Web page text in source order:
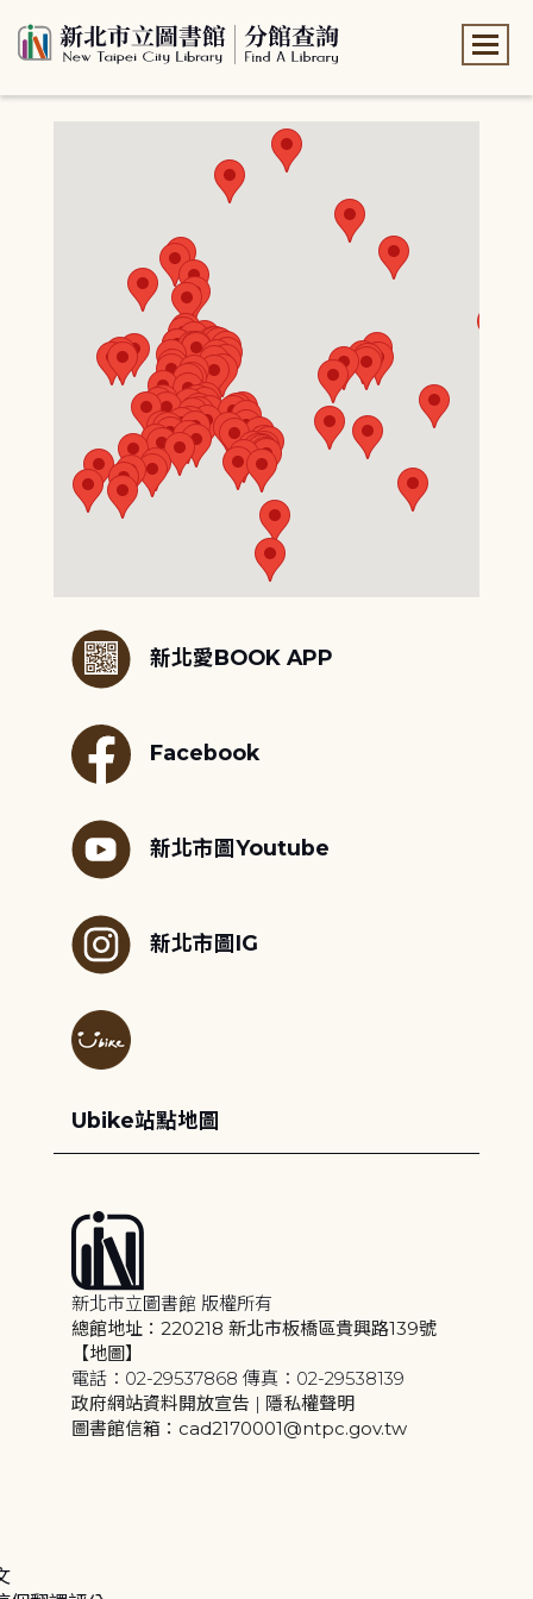
新北愛BOOK APP
Facebook
新北市圖Youtube
新北市圖IG
Ubike站點地圖
新北市立圖書館 版權所有
總館地址：220218 新北市板橋區貴興路139號
【地圖】
電話：02-29537868 傳真：02-29538139
政府網站資料開放宣告 | 隱私權聲明
圖書館信箱：cad2170001@ntpc.gov.tw